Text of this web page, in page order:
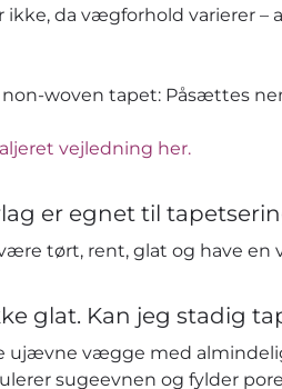
ikke, da vægforhold varierer
woven tapet: Påsættes
vejledning her.
er egnet til
tørt, rent, glat og have en
glat. Kan jeg stadig
ujævne vægge med
sugeevnen og fylder